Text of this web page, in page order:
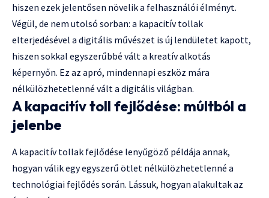
hiszen ezek jelentősen növelik a felhasználói élményt.
Végül, de nem utolsó sorban: a kapacitív tollak
elterjedésével a digitális művészet is új lendületet kapott,
hiszen sokkal egyszerűbbé vált a kreatív alkotás
képernyőn. Ez az apró, mindennapi eszköz mára
nélkülözhetetlenné vált a digitális világban.
A kapacitív toll fejlődése: múltból a
jelenbe
A kapacitív tollak fejlődése lenyűgöző példája annak,
hogyan válik egy egyszerű ötlet nélkülözhetetlenné a
technológiai fejlődés során. Lássuk, hogyan alakultak az